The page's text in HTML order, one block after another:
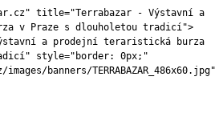
title="Terrabazar - Výstavní a
v Praze s dlouholetou tradicí">
a prodejní teraristická burza
style="border: 0px;"
banners/TERRABAZAR_486x60.jpg"